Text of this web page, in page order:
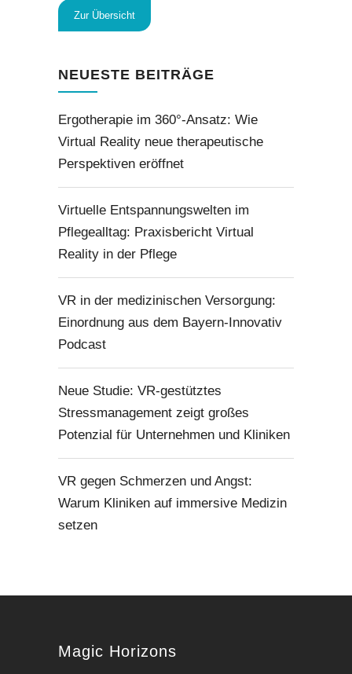
Zur Übersicht
NEUESTE BEITRÄGE
Ergotherapie im 360°-Ansatz: Wie
Virtual Reality neue therapeutische
Perspektiven eröffnet
Virtuelle Entspannungswelten im
Pflegealltag: Praxisbericht Virtual
Reality in der Pflege
VR in der medizinischen Versorgung:
Einordnung aus dem Bayern-Innovativ
Podcast
Neue Studie: VR-gestütztes
Stressmanagement zeigt großes
Potenzial für Unternehmen und Kliniken
VR gegen Schmerzen und Angst:
Warum Kliniken auf immersive Medizin
setzen
Magic Horizons